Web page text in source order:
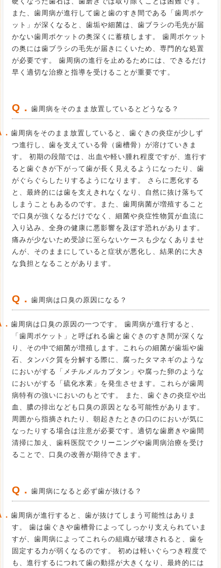
また、歯周病が進行して歯と歯のすき間である「歯周ポケ
ット」が深くなると、歯垢や細菌は、歯ブラシの毛先が届
かない歯周ポケットの奥深くに蓄積します。 歯周ポケット
の奥には歯ブラシの毛先が届きにくいため、専門的な処置
が必要です。 歯周病の進行を止めるためには、できるだけ
早く適切な治療と指導を受けることが重要です。
Q．歯周病をそのまま放置しているとどうなる？
．歯周病をそのまま放置していると、歯ぐきの炎症が少しず
つ進行し、歯を支えている骨（歯槽骨）が溶けていきま
す。 初期の段階では、出血や軽い腫れ程度ですが、進行す
ると歯ぐきが下がって歯が長く見えるようになったり、歯
がぐらぐらしたりするようになります。 さらに悪化する
と、最終的には歯を支えきれなくなり、自然に抜け落ちて
しまうこともあるのです。また、歯周病菌が増殖すること
で口臭が強くなるだけでなく、細菌や炎症性物質が血流に
入り込み、全身の健康に悪影響を及ぼす恐れがあります。
痛みが少ないため受診に至らないケースも少なくありませ
んが、そのままにしていると症状が悪化し、結果的に大き
な負担となることがあります。
Q．歯周病は口臭の原因になる？
．歯周病は口臭の原因の一つです。 歯周病が進行すると、
「歯周ポケット」と呼ばれる歯と歯ぐきのすき間が深くな
り、その中で細菌が増殖します。これらの細菌が歯垢や歯
石、タンパク質を分解する際に、腐ったタマネギのような
においがする「メチルメルカプタン」や腐った卵のような
においがする「硫化水素」を発生させます。これらが歯周
病特有の強いにおいのもとです。 また、歯ぐきの炎症や出
血、膿の排出なども口臭の原因となる可能性があります。
周囲から指摘されたり、朝起きたときの口のにおいが気に
なったりする場合は注意が必要です。適切な歯磨きや歯間
清掃に加え、歯科医院でクリーニングや歯周病治療を受け
ることで、口臭の改善が期待できます。
Q．歯周病になると必ず歯が抜ける？
．歯周病が進行すると、歯が抜けてしまう可能性はありま
す。 歯は歯ぐきや歯槽骨によってしっかり支えられていま
すが、歯周病によってこれらの組織が破壊されると、歯を
固定する力が弱くなるのです。 初めは軽いぐらつき程度で
も、進行するにつれて歯の動揺が大きくなり、最終的には